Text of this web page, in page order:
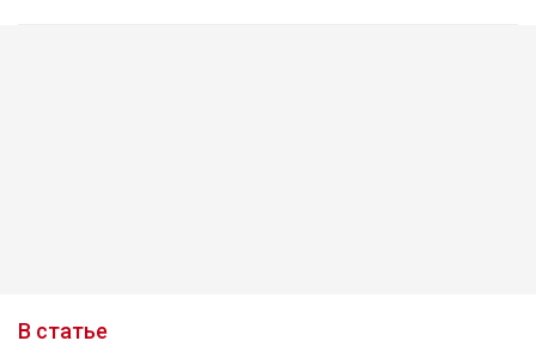
В статье